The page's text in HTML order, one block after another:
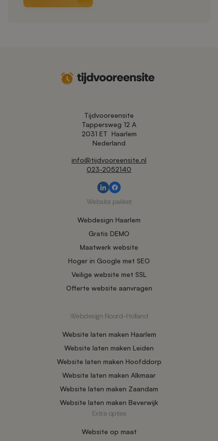
Tijdvooreensite
Tappersweg 12 A
2031 ET Haarlem
Nederland
info@tijdvooreensite.nl
023-2052140
Website pakket
Webdesign Haarlem
Gratis DEMO
Maatwerk website
Hoger in Google met SEO
Veilige website met SSL
Offerte website aanvragen
Webdesign Noord-Holland
Website laten maken Haarlem
Website laten maken Leiden
Website laten maken Hoofddorp
Website laten maken Alkmaar
Website laten maken Zaandam
Website laten maken Beverwijk
Extra opties
Website op maat